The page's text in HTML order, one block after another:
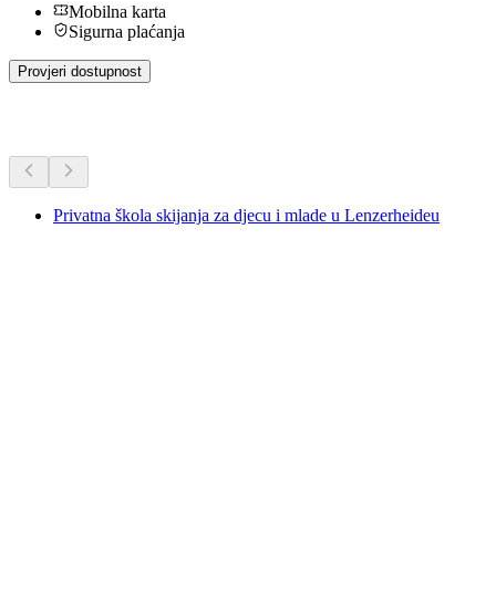
Mobilna karta
Sigurna plaćanja
Provjeri dostupnost
Privatna škola skijanja za djecu i mlade u Lenzerheideu